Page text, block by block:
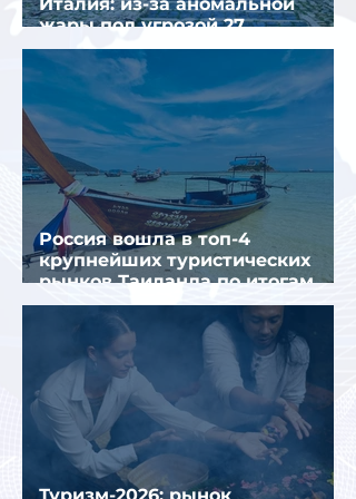
жары под угрозой 27
крупнейших городов
Россия вошла в топ-4
крупнейших туристических
рынков Таиланда по итогам
семи месяцев 2026 года